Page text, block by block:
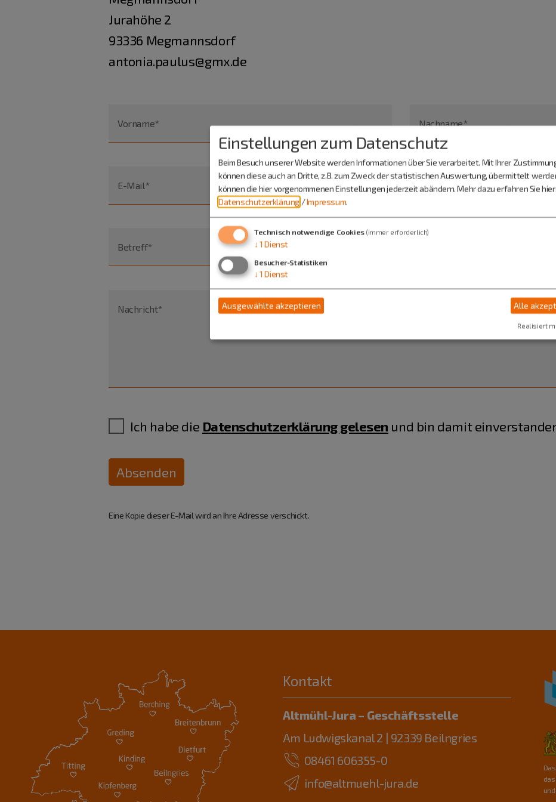
Jurahöhe 2
93336 Megmannsdorf
antonia.paulus@gmx.de
Vorname* Nachname*
E-Mail*
Betreff*
Nachricht*
Ich habe die Datenschutzerklärung gelesen und bin damit
Absenden
Eine Kopie dieser E-Mail wird an Ihre Adresse verschickt.
Kontakt
Altmühl-Jura – Geschäftsstelle
Am Ludwigskanal 2 | 92339 Beilngries
08461 606355-0
info@altmuehl-jura.de
Einstellungen zum Datenschutz
Beim Besuch unserer Website werden Informationen über Sie verarbeitet. Mit Ihrer
können diese auch an Dritte, z.B. zum Zweck der statistischen Auswertung, übermittelt
können die hier vorgenommenen Einstellungen jederzeit abändern. Mehr dazu erfahren Sie hier:
Datenschutzerklärung /Impressum.
Technisch notwendige Cookies (immer erforderlich)
↓ 1 Dienst
Besucher-Statistiken
↓ 1 Dienst
Ausgewählte akzeptieren Alle
Realisiert